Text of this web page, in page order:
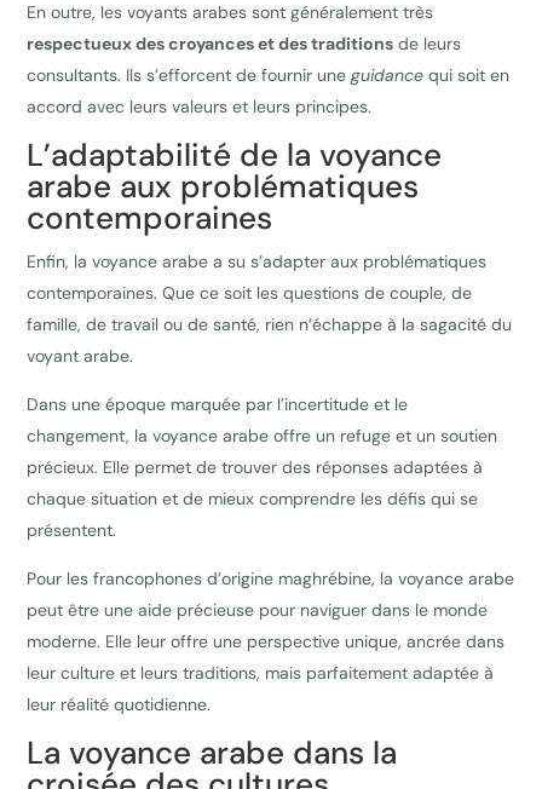
En outre, les voyants arabes sont généralement très
respectueux des croyances et des traditions de leurs
consultants. Ils s’efforcent de fournir uneguidance qui soit en
accord avec leurs valeurs et leurs principes.
L’adaptabilité de la voyance
arabe aux problématiques
contemporaines
Enfin, la voyance arabe a su s’adapter aux problématiques
contemporaines. Que ce soit les questions de couple, de
famille, de travail ou de santé, rien n’échappe à la sagacité du
voyant arabe.
Dans une époque marquée par l’incertitude et le
changement, la voyance arabe offre un refuge et un soutien
précieux. Elle permet de trouver des réponses adaptées à
chaque situation et de mieux comprendre les défis qui se
présentent.
Pour les francophones d’origine maghrébine, la voyance arabe
peut être une aide précieuse pour naviguer dans le monde
moderne. Elle leur offre une perspective unique, ancrée dans
leur culture et leurs traditions, mais parfaitement adaptée à
leur réalité quotidienne.
La voyance arabe dans la